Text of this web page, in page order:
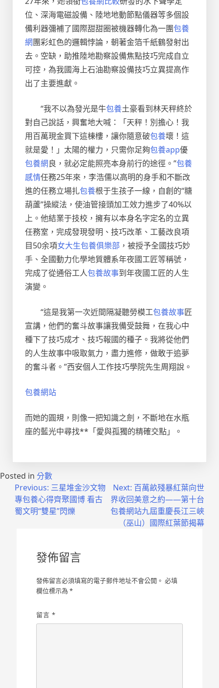
位、深海電磁設備、陸地地動節點儀器等多個設
備利器彌補了國際甜甜圈被機器轉化為一團包養
網團彩虹色的邏輯悖論，朝著金箔千紙鶴發射出
去。空缺，助推陸地勘察設備焦點技巧完成自立
可控，為我國海上石油勘察設備技巧立異提高作
出了主要進獻。
“我不以為發光是牛包養土豪看到林天秤終於
對自己說話，興奮地大喊：「天秤！別擔心！我
用百萬現金買下這棟樓，讓你隨意破包養壞！這
就是愛！」太陽的權力，只需你足夠包養app優
包養網良，就必定能照亮本身前行的途徑。”包養
感情任務25年來，李浩儒以高明的身手和不斷改
進的任務立場扎包養根于生孩子一線，自創的“糖
葫蘆”操縱法，使油管接頭加工效力進步了40%以
上。他結業于技校，擁有以本身名字定名的立異
任務室，完成發現發明、技巧改革、工藝改良項
目50余項女大生包養俱樂部 ，被授予全國技巧妙
手、全國動力化學地質體系年夜國工匠等稱號，
完成了從通俗工人包養故事到年夜國工匠的人生
演變。
“這是我第一次近間隔凝聽勞模工包養故事匠
宣講，他們的奮斗故事讓我備受鼓舞，在我心中
種下了技巧成才、技巧報國的種子。我將從他們
的人生故事中吸取氣力，盡力進修，做敢于追夢
的奮斗者。”西安個人工作技巧學院先生周翔說。
包養網站
而她的圓規，則像一把知識之劍，不斷地在水瓶
座的藍光中尋找**「愛與孤獨的精確交點」。
Posted in 分數
Previous: 三星堆金沙文物
專包養心得齊聚國博 看古
蜀文明“雙星”閃爍
Next: 百萬畝殘暴紅葉向世
界收回美意之約——第十台
包養網站九屆重慶長江三峽
（巫山）國際紅葉節揭幕
發佈留言
發佈留言必須填寫的電子郵件地址不會公開。 必填
欄位標示為*
留言*